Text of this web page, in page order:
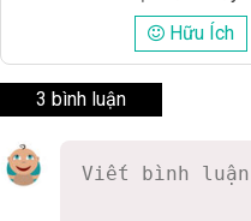
Hữu Ích
3 bình luận